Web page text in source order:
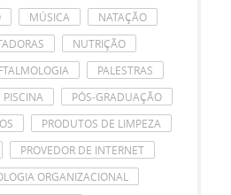
MÚSICA
NATAÇÃO
NUTRIÇÃO
PALESTRAS
PISCINA
PÓS-GRADUAÇÃO
PRODUTOS DE LIMPEZA
PROVEDOR DE INTERNET
ORGANIZACIONAL